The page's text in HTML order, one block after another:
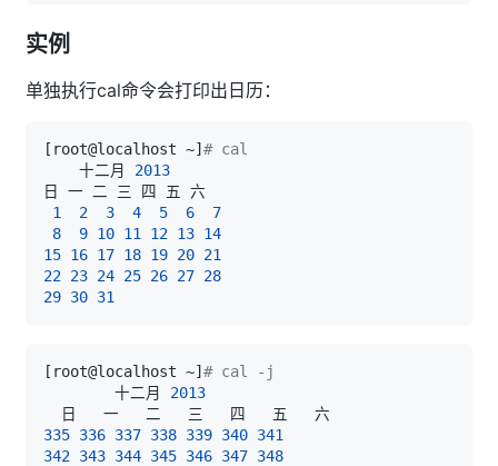
实例
单独执行cal命令会打印出日历：
[ root@localhost ~] # cal
    十二月
2013
1
2 3 4 5 6
7
8
9 10 11 12 13 14
15 16 17 18 19 20 21
22 23 24 25 26 27 28
29 30 31
[ root@localhost ~] # cal -j
        十二月
2013
335 336 337 338 339 340 341
342 343 344 345 346 347 348